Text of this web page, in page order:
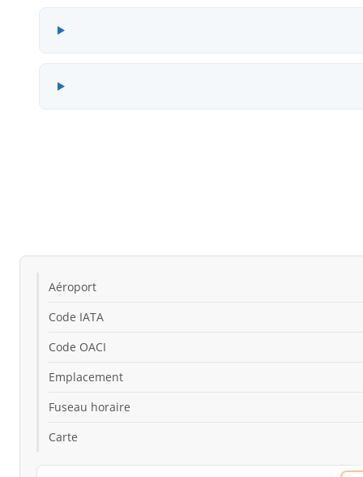
Aéroport
Code IATA
Code OACI
Emplacement
Fuseau horaire
Carte